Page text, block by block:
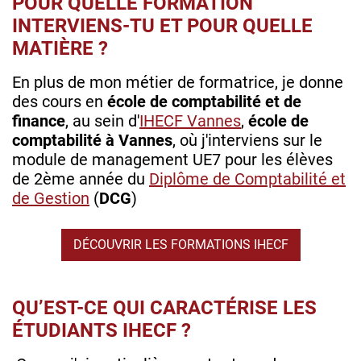
INTERVIENS-TU ET POUR QUELLE
MATIÈRE ?
En plus de mon métier de formatrice, je donne
des cours en école de comptabilité et de
finance, au sein d'IHECF Vannes, école de
comptabilité à Vannes, où j'interviens sur le
module de management UE7 pour les élèves
de 2ème année du Diplôme de Comptabilité et
de Gestion (DCG)
DÉCOUVRIR LES FORMATIONS IHECF
QU’EST-CE QUI CARACTÉRISE LES
ÉTUDIANTS IHECF ?